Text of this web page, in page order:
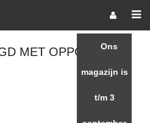
MET OPPO
Ons
magazijn is
t/m 3